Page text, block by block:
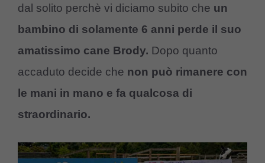
dal solito perchè vi diciamo subito che un
bambino di solamente 6 anni perde il suo
amatissimo cane Brody. Dopo quanto
accaduto decide che non può rimanere con
le mani in mano e fa qualcosa di
straordinario.